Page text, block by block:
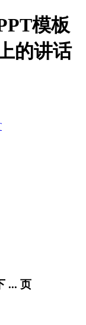
模板
的讲话
... 页